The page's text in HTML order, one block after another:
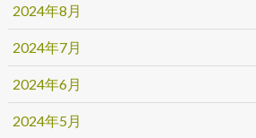
2024年8月
2024年7月
2024年6月
2024年5月